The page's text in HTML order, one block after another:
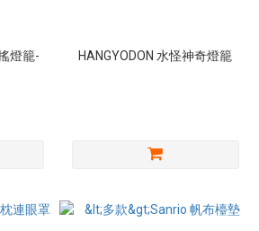
燈籠-
HANGYODON 水怪神奇燈籠